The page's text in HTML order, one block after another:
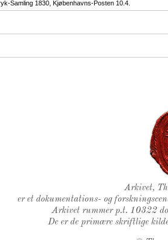
Samling 1830, Kjøbenhavns-Posten 10.4.
Arkivet,
er et dokumentations- og
Arkivet rummer p.t. 10322
De er de primære skriftlige